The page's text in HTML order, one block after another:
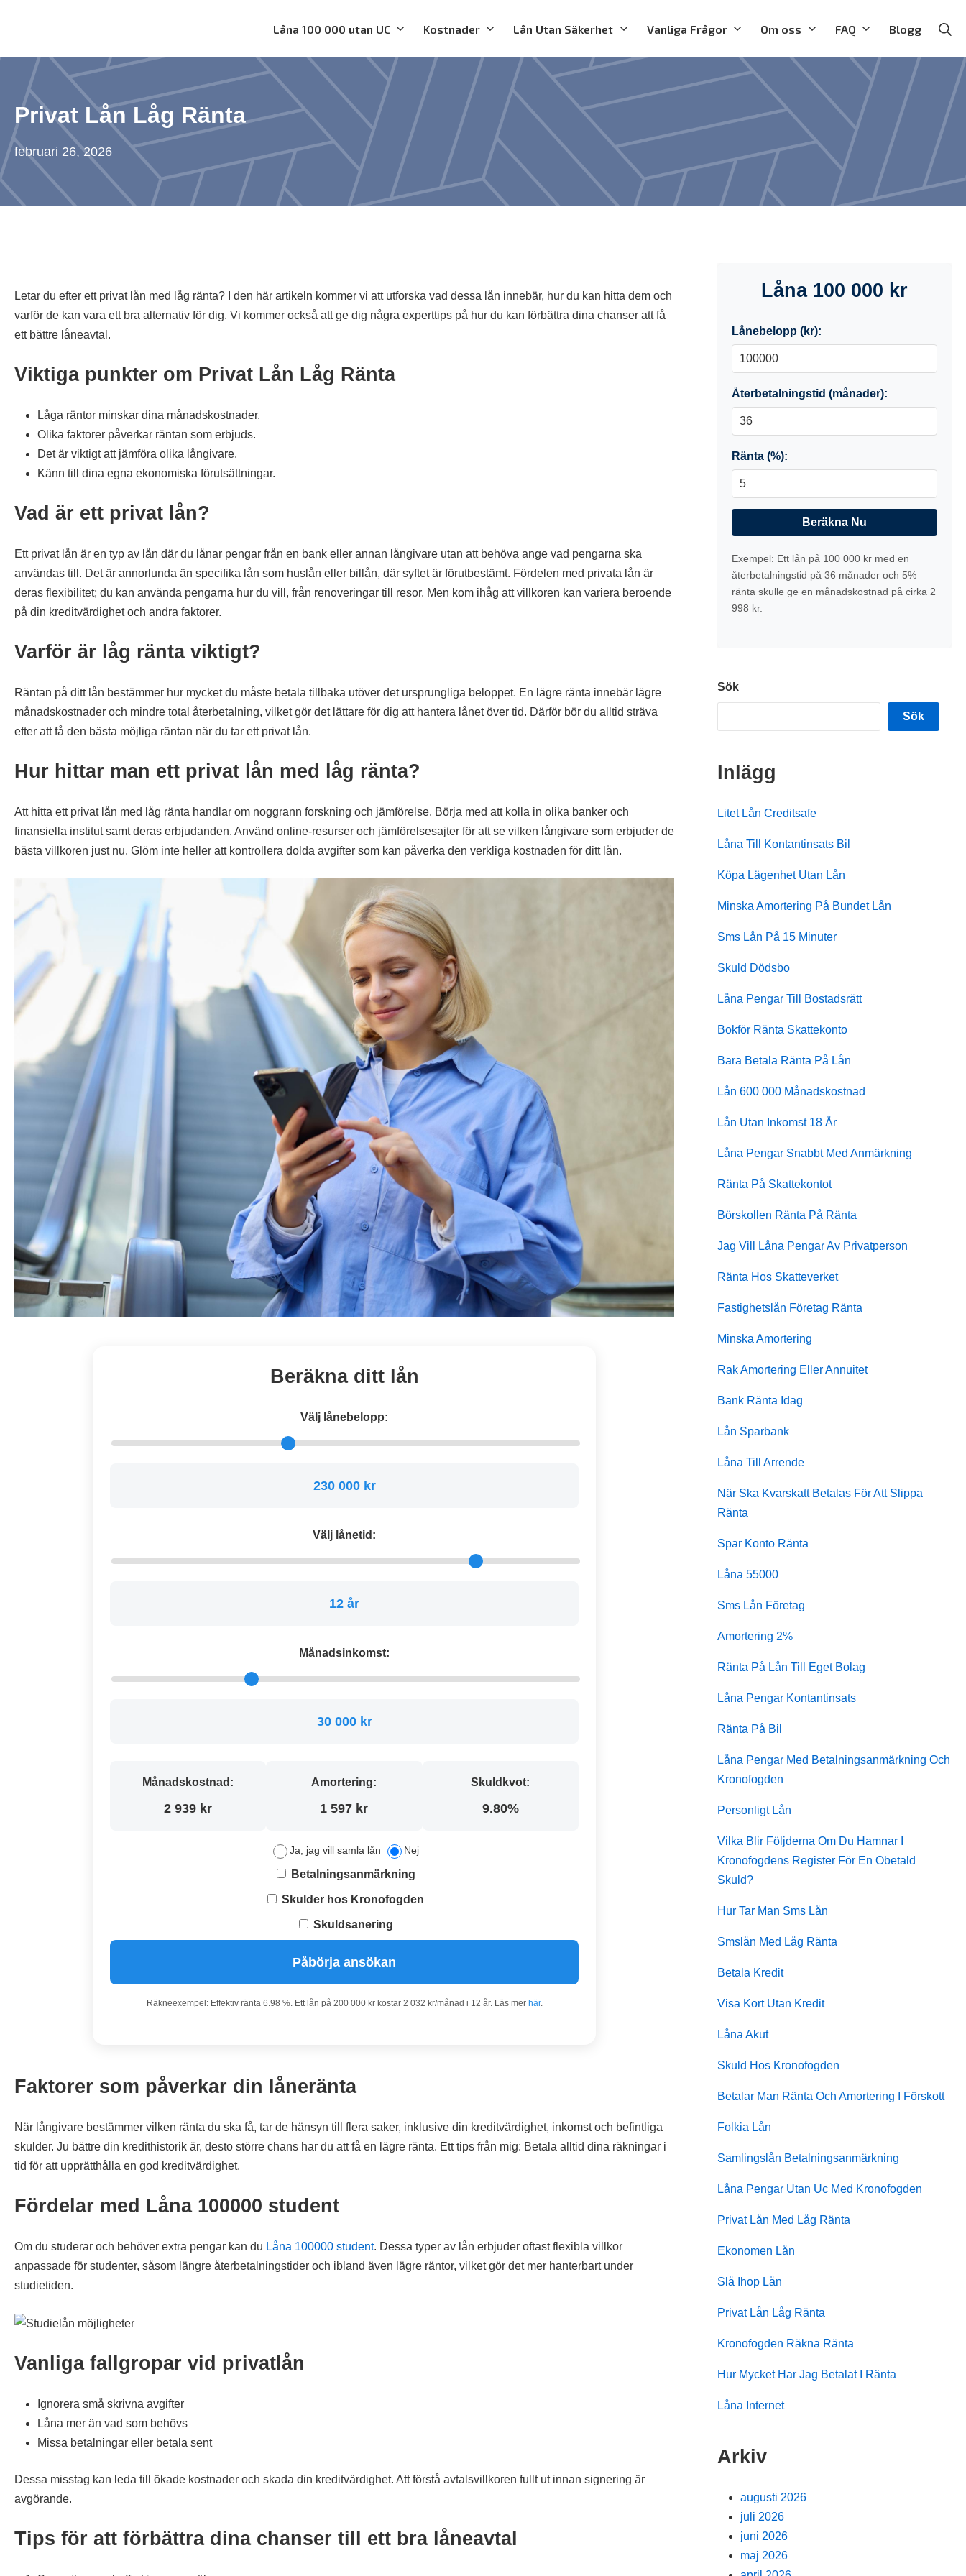
Låna 100 000 utan UC Kostnader Lån Utan Säkerhet Vanliga Frågor Om oss FAQ Blogg
Privat Lån Låg Ränta
februari 26, 2026
Letar du efter ett privat lån med låg ränta? I den här artikeln kommer vi att utforska vad dessa lån innebär, hur du kan hitta dem och
varför de kan vara ett bra alternativ för dig. Vi kommer också att ge dig några experttips på hur du kan förbättra dina chanser att få
ett bättre låneavtal.
Viktiga punkter om Privat Lån Låg Ränta
Låga räntor minskar dina månadskostnader.
Olika faktorer påverkar räntan som erbjuds.
Det är viktigt att jämföra olika långivare.
Känn till dina egna ekonomiska förutsättningar.
Vad är ett privat lån?
Ett privat lån är en typ av lån där du lånar pengar från en bank eller annan långivare utan att behöva ange vad pengarna ska
användas till. Det är annorlunda än specifika lån som huslån eller billån, där syftet är förutbestämt. Fördelen med privata lån är
deras flexibilitet; du kan använda pengarna hur du vill, från renoveringar till resor. Men kom ihåg att villkoren kan variera beroende
på din kreditvärdighet och andra faktorer.
Varför är låg ränta viktigt?
Räntan på ditt lån bestämmer hur mycket du måste betala tillbaka utöver det ursprungliga beloppet. En lägre ränta innebär lägre
månadskostnader och mindre total återbetalning, vilket gör det lättare för dig att hantera lånet över tid. Därför bör du alltid sträva
efter att få den bästa möjliga räntan när du tar ett privat lån.
Hur hittar man ett privat lån med låg ränta?
Att hitta ett privat lån med låg ränta handlar om noggrann forskning och jämförelse. Börja med att kolla in olika banker och
finansiella institut samt deras erbjudanden. Använd online-resurser och jämförelsesajter för att se vilken långivare som erbjuder de
bästa villkoren just nu. Glöm inte heller att kontrollera dolda avgifter som kan påverka den verkliga kostnaden för ditt lån.
Beräkna ditt lån
Välj lånebelopp:
230 000 kr
Välj lånetid:
12 år
Månadsinkomst:
30 000 kr
Månadskostnad:
2 939 kr
Amortering:
1 597 kr
Skuldkvot:
9.80%
Ja, jag vill samla lån Nej
Betalningsanmärkning
Skulder hos Kronofogden
Skuldsanering
Påbörja ansökan
Räkneexempel: Effektiv ränta 6.98 %. Ett lån på 200 000 kr kostar 2 032 kr/månad i 12 år. Läs mer här.
Faktorer som påverkar din låneränta
När långivare bestämmer vilken ränta du ska få, tar de hänsyn till flera saker, inklusive din kreditvärdighet, inkomst och befintliga
skulder. Ju bättre din kredithistorik är, desto större chans har du att få en lägre ränta. Ett tips från mig: Betala alltid dina räkningar i
tid för att upprätthålla en god kreditvärdighet.
Fördelar med Låna 100000 student
Om du studerar och behöver extra pengar kan du Låna 100000 student. Dessa typer av lån erbjuder oftast flexibla villkor
anpassade för studenter, såsom längre återbetalningstider och ibland även lägre räntor, vilket gör det mer hanterbart under
studietiden.
Vanliga fallgropar vid privatlån
Ignorera små skrivna avgifter
Låna mer än vad som behövs
Missa betalningar eller betala sent
Dessa misstag kan leda till ökade kostnader och skada din kreditvärdighet. Att förstå avtalsvillkoren fullt ut innan signering är
avgörande.
Tips för att förbättra dina chanser till ett bra låneavtal
Låna 100 000 kr
Lånebelopp (kr):
Återbetalningstid (månader):
Ränta (%):
Beräkna Nu
Exempel: Ett lån på 100 000 kr med en
återbetalningstid på 36 månader och 5%
ränta skulle ge en månadskostnad på cirka 2
998 kr.
Sök
Sök
Inlägg
Litet Lån Creditsafe
Låna Till Kontantinsats Bil
Köpa Lägenhet Utan Lån
Minska Amortering På Bundet Lån
Sms Lån På 15 Minuter
Skuld Dödsbo
Låna Pengar Till Bostadsrätt
Bokför Ränta Skattekonto
Bara Betala Ränta På Lån
Lån 600 000 Månadskostnad
Lån Utan Inkomst 18 År
Låna Pengar Snabbt Med Anmärkning
Ränta På Skattekontot
Börskollen Ränta På Ränta
Jag Vill Låna Pengar Av Privatperson
Ränta Hos Skatteverket
Fastighetslån Företag Ränta
Minska Amortering
Rak Amortering Eller Annuitet
Bank Ränta Idag
Lån Sparbank
Låna Till Arrende
När Ska Kvarskatt Betalas För Att Slippa
Ränta
Spar Konto Ränta
Låna 55000
Sms Lån Företag
Amortering 2%
Ränta På Lån Till Eget Bolag
Låna Pengar Kontantinsats
Ränta På Bil
Låna Pengar Med Betalningsanmärkning Och
Kronofogden
Personligt Lån
Vilka Blir Följderna Om Du Hamnar I
Kronofogdens Register För En Obetald
Skuld?
Hur Tar Man Sms Lån
Smslån Med Låg Ränta
Betala Kredit
Visa Kort Utan Kredit
Låna Akut
Skuld Hos Kronofogden
Betalar Man Ränta Och Amortering I Förskott
Folkia Lån
Samlingslån Betalningsanmärkning
Låna Pengar Utan Uc Med Kronofogden
Privat Lån Med Låg Ränta
Ekonomen Lån
Slå Ihop Lån
Privat Lån Låg Ränta
Kronofogden Räkna Ränta
Hur Mycket Har Jag Betalat I Ränta
Låna Internet
Arkiv
augusti 2026
juli 2026
juni 2026
maj 2026